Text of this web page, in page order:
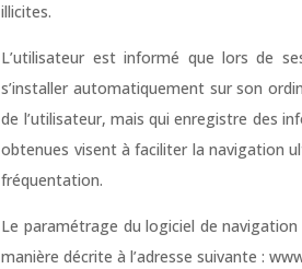
illicites.
L’utilisateur est informé que lors de
s’installer automatiquement sur son
de l’utilisateur, mais qui enregistre des
obtenues visent à faciliter la navigation
fréquentation.
Le paramétrage du logiciel de
manière décrite à l’adresse suivante :